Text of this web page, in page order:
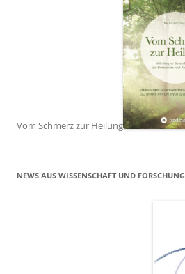
Vom Schmerz zur Heilung
NEWS AUS WISSENSCHAFT UND FORSCHUNG